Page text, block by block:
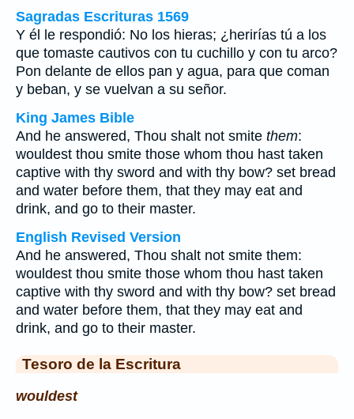
Sagradas Escrituras 1569
Y él le respondió: No los hieras; ¿herirías tú a los
que tomaste cautivos con tu cuchillo y con tu arco?
Pon delante de ellos pan y agua, para que coman
y beban, y se vuelvan a su señor.
King James Bible
And he answered, Thou shalt not smite them:
wouldest thou smite those whom thou hast taken
captive with thy sword and with thy bow? set bread
and water before them, that they may eat and
drink, and go to their master.
English Revised Version
And he answered, Thou shalt not smite them:
wouldest thou smite those whom thou hast taken
captive with thy sword and with thy bow? set bread
and water before them, that they may eat and
drink, and go to their master.
Tesoro de la Escritura
wouldest